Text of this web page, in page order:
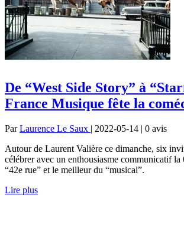
De “West Side Story” à
France Musique fête la
ParLaurence Le Saux | 2022-05-14 | 0 avis
Autour de Laurent Valière ce dimanche, six
célébrer avec un enthousiasme communicatif la
“42e rue” et le meilleur du “musical”.
Lire plus